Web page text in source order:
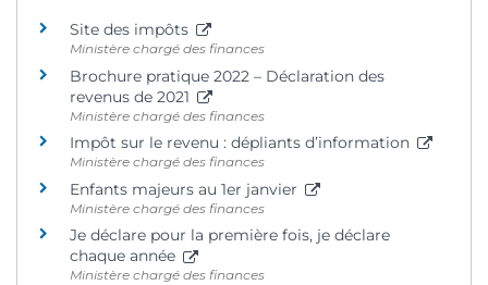
Site des impôts
Ministère chargé des finances
Brochure pratique 2022 – Déclaration des
revenus de 2021
Ministère chargé des finances
Impôt sur le revenu : dépliants d’information
Ministère chargé des finances
Enfants majeurs au 1er janvier
Ministère chargé des finances
Je déclare pour la première fois, je déclare
chaque année
Ministère chargé des finances